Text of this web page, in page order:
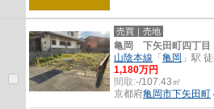
売買｜売地
亀岡 下矢田町四丁
山陰本線 「亀岡 」駅
1,180万円
間取:-/107.43㎡
京都府亀岡市下矢田町